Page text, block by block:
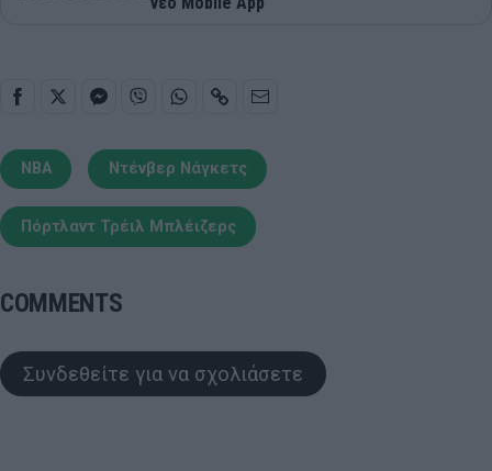
NBA Ντένβερ Νάγκετς
Πόρτλαντ Τρέιλ Μπλέιζερς
COMMENTS
Συνδεθείτε για να σχολιάσετε